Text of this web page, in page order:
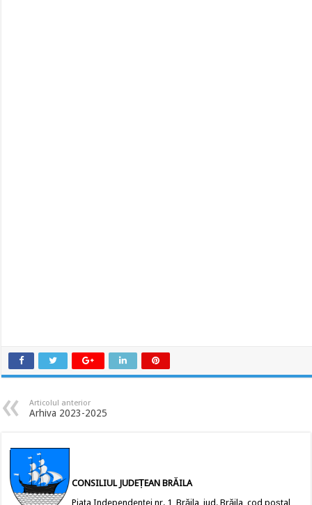
Articolul anterior
Arhiva 2023-2025
CONSILIUL JUDEȚEAN BRĂILA
Piața Independenței nr. 1, Brăila, jud. Brăila, cod poștal